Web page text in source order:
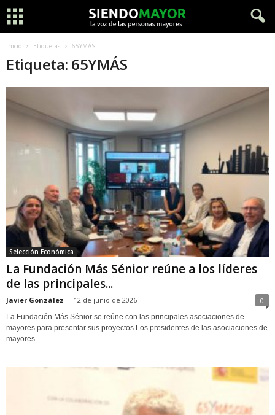
Inicio Etiquetas 65YMÁS
Etiqueta: 65YMÁS
Selección Económica
La Fundación Más Sénior reúne a los líderes
de las principales...
Javier González - 12 de junio de 2026 0
La Fundación Más Sénior se reúne con las principales asociaciones de
mayores para presentar sus proyectos Los presidentes de las asociaciones de
mayores...